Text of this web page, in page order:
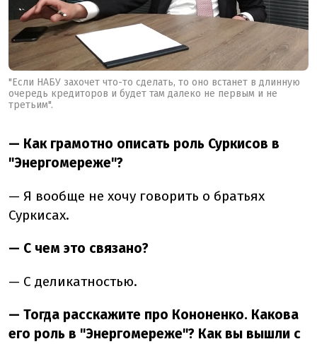
"Если НАБУ захочет что-то сделать, то оно встанет в длинную
очередь кредиторов и будет там далеко не первым и не
третьим".
— Как грамотно описать роль Суркисов в
"Энергомереже"?
— Я вообще не хочу говорить о братьях
Суркисах.
— С чем это связано?
— С деликатностью.
— Тогда расскажите про Кононенко. Какова
его роль в "Энергомереже"? Как вы вышли с